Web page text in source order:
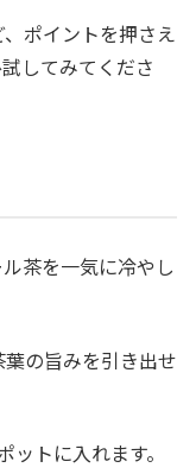
ポイントを押さえ
してみてくださ
茶を一気に冷やし
の旨みを引き出せ
トに入れます。